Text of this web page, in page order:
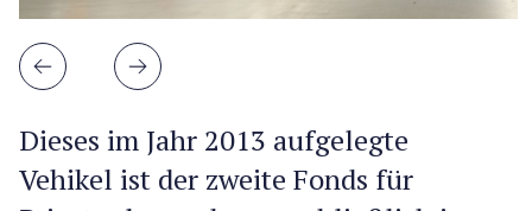
Dieses im Jahr 2013 aufgelegte
Vehikel ist der zweite Fonds für